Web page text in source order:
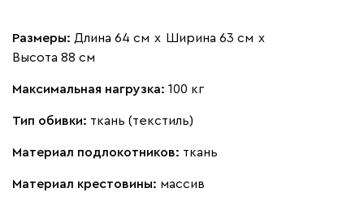
Размеры: Длина 64 см х Ширина 63 см х
Высота 88 см
Максимальная нагрузка: 100 кг
Тип обивки: ткань (текстиль)
Материал подлокотников: ткань
Материал крестовины: массив